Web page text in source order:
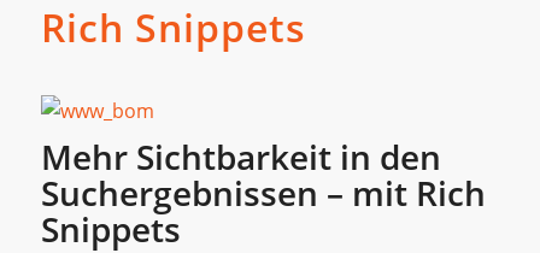
Rich Snippets
Mehr Sichtbarkeit in den
Suchergebnissen – mit Rich
Snippets